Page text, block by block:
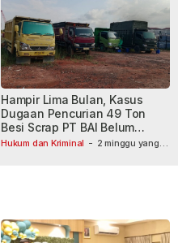
Hukum dan Kriminal - 2 minggu yang
Hampir Lima Bulan, Kasus
Dugaan Pencurian 49 Ton
Besi Scrap PT BAI Belum
Tetapkan Tersangka